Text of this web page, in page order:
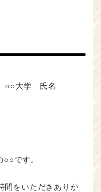
○○大学 氏名
です。
間をいただきありが